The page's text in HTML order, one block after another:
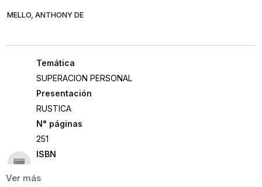
MELLO, ANTHONY DE
SUPERACION PERSONAL
Presentación
RUSTICA
251
ISBN
Editorial